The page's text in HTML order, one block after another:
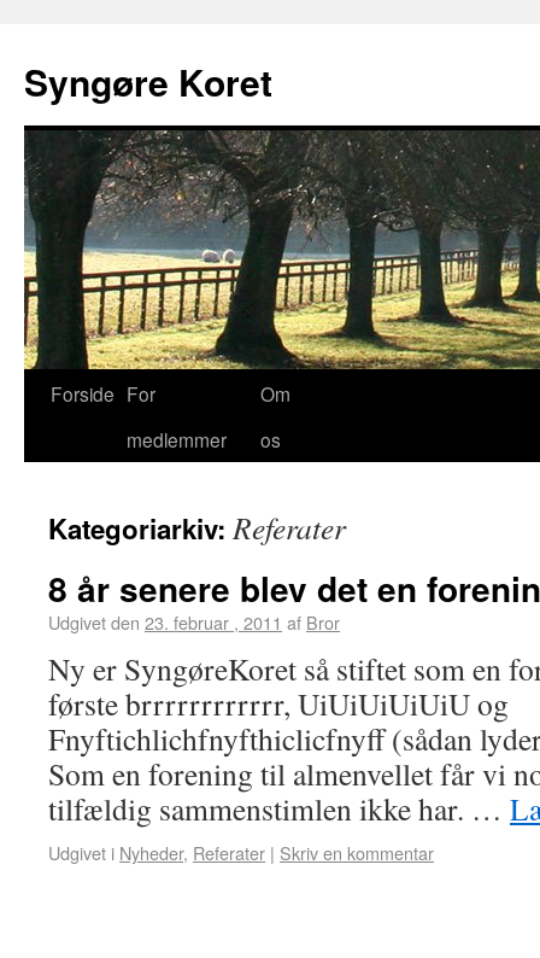
Syngøre Koret
Forside For
medlemmer
Om
os
Kategoriarkiv:Referater
8 år senere blev det en
Udgivet den 23. februar , 2011 af Bror
Ny er SyngøreKoret så stiftet som en
første brrrrrrrrrrrr, UiUiUiUiUiU og
Fnyftichlichfnyfthiclicfnyff (sådan
Som en forening til almenvellet får vi
tilfældig sammenstimlen ikke har. …
Udgivet i Nyheder, Referater | Skriv en kommentar